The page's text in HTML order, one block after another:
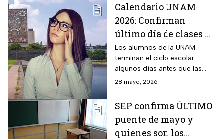
Calendario UNAM
2026: Confirman
último día de clases y
vacaciones de Prepa,
CCH y licenciatura
Los alumnos de la UNAM
terminan el ciclo escolar
algunos días antes que las
escuelas de la SEP.
28 mayo, 2026
SEP confirma ÚLTIMO
puente de mayo y
quienes son los